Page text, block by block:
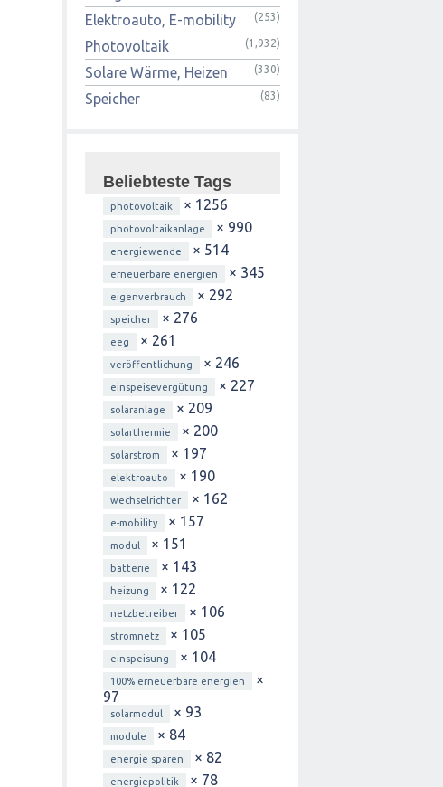
Elektroauto, E-mobility (253)
Photovoltaik (1,932)
Solare Wärme, Heizen (330)
Speicher (83)
Beliebteste Tags
photovoltaik × 1256
photovoltaikanlage × 990
energiewende × 514
erneuerbare energien × 345
eigenverbrauch × 292
speicher × 276
eeg × 261
veröffentlichung × 246
einspeisevergütung × 227
solaranlage × 209
solarthermie × 200
solarstrom × 197
elektroauto × 190
wechselrichter × 162
e-mobility × 157
modul × 151
batterie × 143
heizung × 122
netzbetreiber × 106
stromnetz × 105
einspeisung × 104
100% erneuerbare energien
×
97
solarmodul × 93
module × 84
energie sparen × 82
energiepolitik × 78